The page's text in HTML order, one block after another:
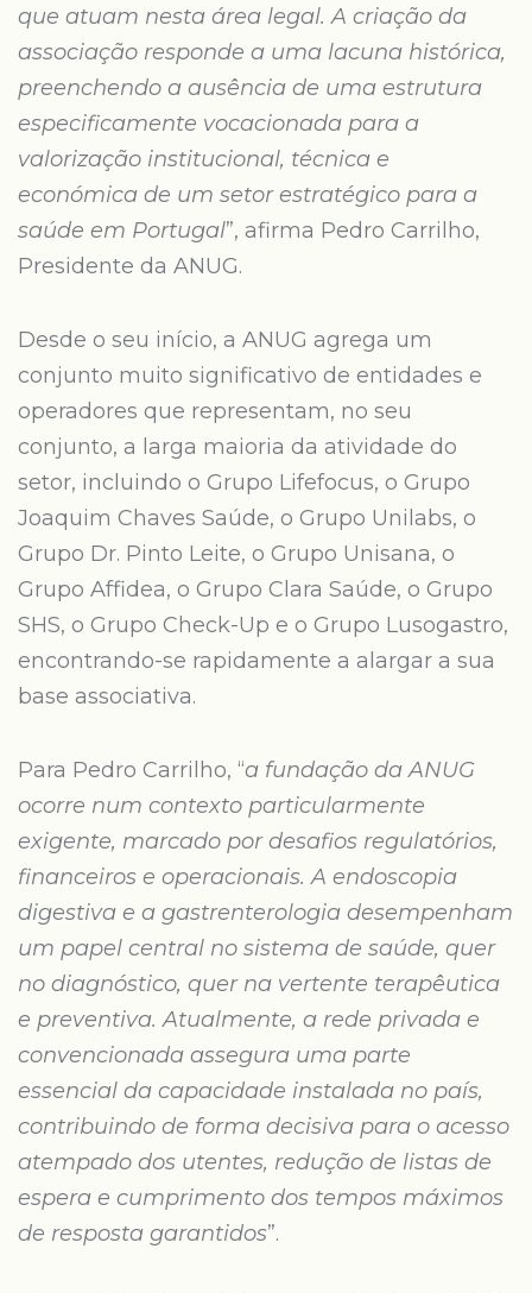
que atuam nesta área legal. A criação da
associação responde a uma lacuna histórica,
preenchendo a ausência de uma estrutura
especificamente vocacionada para a
valorização institucional, técnica e
económica de um setor estratégico para a
saúde em Portugal”, afirma Pedro Carrilho,
Presidente da ANUG.
Desde o seu início, a ANUG agrega um
conjunto muito significativo de entidades e
operadores que representam, no seu
conjunto, a larga maioria da atividade do
setor, incluindo o Grupo Lifefocus, o Grupo
Joaquim Chaves Saúde, o Grupo Unilabs, o
Grupo Dr. Pinto Leite, o Grupo Unisana, o
Grupo Affidea, o Grupo Clara Saúde, o Grupo
SHS, o Grupo Check-Up e o Grupo Lusogastro,
encontrando-se rapidamente a alargar a sua
base associativa.
Para Pedro Carrilho, “a fundação da ANUG
ocorre num contexto particularmente
exigente, marcado por desafios regulatórios,
financeiros e operacionais. A endoscopia
digestiva e a gastrenterologia desempenham
um papel central no sistema de saúde, quer
no diagnóstico, quer na vertente terapêutica
e preventiva. Atualmente, a rede privada e
convencionada assegura uma parte
essencial da capacidade instalada no país,
contribuindo de forma decisiva para o acesso
atempado dos utentes, redução de listas de
espera e cumprimento dos tempos máximos
de resposta garantidos”.